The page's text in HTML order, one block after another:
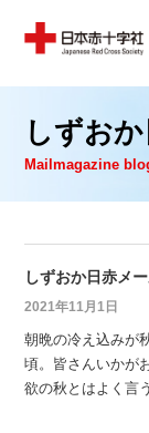
しずお
Mailmagazine
しずおか日赤メ
2021年11月1日
朝晩の冷え込みが
頃。皆さんいかが
欲の秋とはよく言